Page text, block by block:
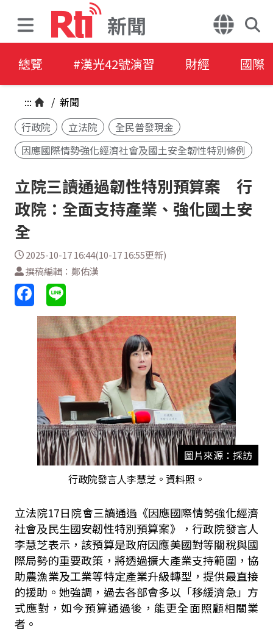
新聞
總覽 #漢光42號演習 財經 國際
::: / 新聞
行政院
立法院
全民普發現金
因應國際情勢強化經濟社會及國土安全韌性特別條例
立院三讀通過韌性特別預算案 行
政院：全面支持產業、強化國土安
全
2025-10-17 16:44(10-17 16:55更新)
撰稿編輯：鄭佑漢
圖片來源：採訪
行政院發言人李慧芝。資料照。
立法院17日院會三讀通過《因應國際情勢強化經濟
社會及民生國安韌性特別預算案》，行政院發言人
李慧芝表示，該預算是政府因應美國對等關稅與國
際局勢的重要政策，將透過擴大產業支持範圍，協
助農漁業及工業等特定產業升級轉型，提供最直接
的援助。她強調，過去各部會多以「移緩濟急」方
式應對，如今預算通過後，能更全面照顧相關業
者。